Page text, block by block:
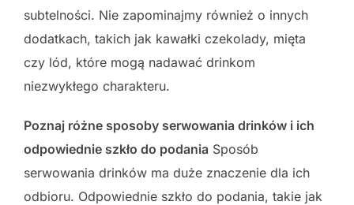
subtelności. Nie zapominajmy również o innych
dodatkach, takich jak kawałki czekolady, mięta
czy lód, które mogą nadawać drinkom
niezwykłego charakteru.
Poznaj różne sposoby serwowania drinków i ich
odpowiednie szkło do podania Sposób
serwowania drinków ma duże znaczenie dla ich
odbioru. Odpowiednie szkło do podania, takie jak